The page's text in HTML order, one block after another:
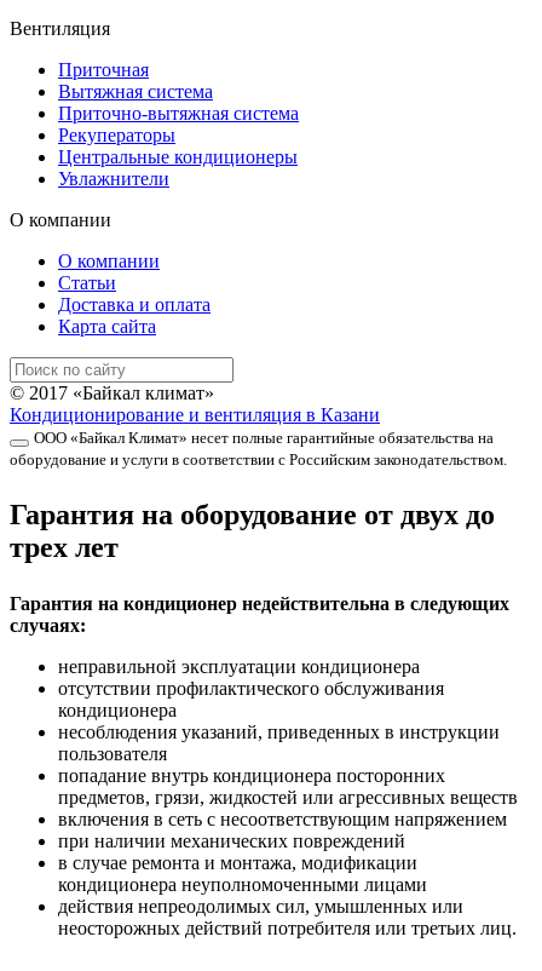
Вентиляция
Приточная
Вытяжная система
Приточно-вытяжная система
Рекуператоры
Центральные кондиционеры
Увлажнители
О компании
О компании
Статьи
Доставка и оплата
Карта сайта
© 2017 «Байкал климат»
Кондиционирование и вентиляция в Казани
ООО «Байкал Климат» несет полные гарантийные обязательства на
оборудование и услуги в соответствии с Российским законодательством.
Гарантия на оборудование от двух до
трех лет
Гарантия на кондиционер недействительна в следующих
случаях:
неправильной эксплуатации кондиционера
отсутствии профилактического обслуживания
кондиционера
несоблюдения указаний, приведенных в инструкции
пользователя
попадание внутрь кондиционера посторонних
предметов, грязи, жидкостей или агрессивных веществ
включения в сеть с несоответствующим напряжением
при наличии механических повреждений
в случае ремонта и монтажа, модификации
кондиционера неуполномоченными лицами
действия непреодолимых сил, умышленных или
неосторожных действий потребителя или третьих лиц.